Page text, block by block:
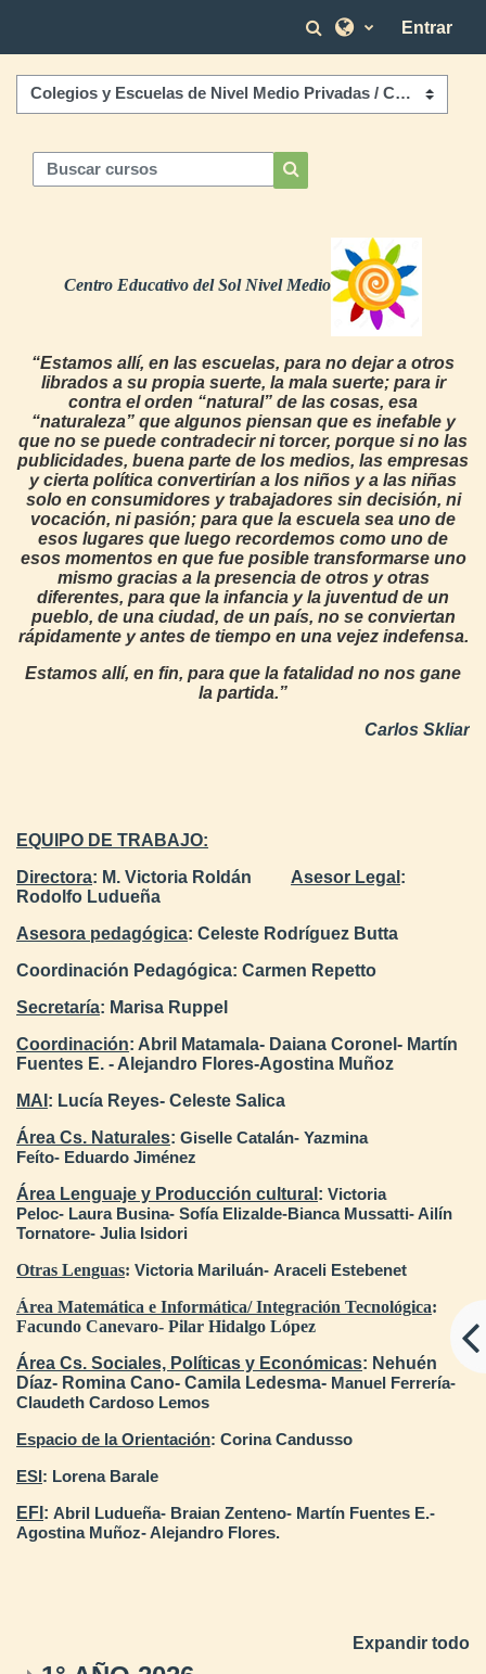
Selector de
Entrar
Categorías
Buscar cursos
Buscar cursos
Centro Educativo del Sol Nivel Medio
“Estamos allí, en las escuelas, para no dejar a otros
librados a su propia suerte, la mala suerte; para ir
contra el orden “natural” de las cosas, esa
“naturaleza” que algunos piensan que es inefable y
que no se puede contradecir ni torcer, porque si no las
publicidades, buena parte de los medios, las empresas
y cierta política convertirían a los niños y a las niñas
solo en consumidores y trabajadores sin decisión, ni
vocación, ni pasión; para que la escuela sea uno de
esos lugares que luego recordemos como uno de
esos momentos en que fue posible transformarse uno
mismo gracias a la presencia de otros y otras
diferentes, para que la infancia y la juventud de un
pueblo, de una ciudad, de un país, no se conviertan
rápidamente y antes de tiempo en una vejez indefensa.
Estamos allí, en fin, para que la fatalidad no nos gane
la partida.”
Carlos Skliar
EQUIPO DE TRABAJO:
Directora: M. Victoria Roldán Asesor Legal :
Rodolfo Ludueña
Asesora pedagógica: Celeste Rodríguez Butta
Coordinación Pedagógica: Carmen Repetto
Secretaría: Marisa Ruppel
Coordinación: Abril Matamala- Daiana Coronel- Martín
Fuentes E. - Alejandro Flores-Agostina Muñoz
MAI : Lucía Reyes- Celeste Salica
Área Cs. Naturales: Giselle Catalán- Yazmina
Feíto- Eduardo Jiménez
Área Lenguaje y Producción cultural : Victoria
Peloc- Laura Busina- Sofía Elizalde-Bianca Mussatti- Ailín
Tornatore- Julia Isidori
Otras Lenguas: Victoria Mariluán- Araceli Estebenet
Área Matemática e Informática/ Integración Tecnológica:
Facundo Canevaro- Pilar Hidalgo López
Área Cs. Sociales, Políticas y Económicas: Nehuén
Díaz- Romina Cano- Camila Ledesma- Manuel Ferrería-
Claudeth Cardoso Lemos
Espacio de la Orientación: Corina Candusso
ESI: Lorena Barale
EFI : Abril Ludueña- Braian Zenteno- Martín Fuentes E.-
Agostina Muñoz- Alejandro Flores.
Expandir todo